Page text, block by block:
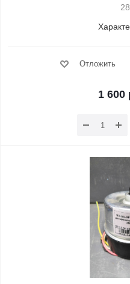
Отложить
1 600